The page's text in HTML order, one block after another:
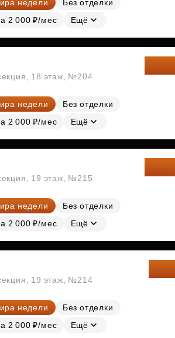
недели
Без отделки
2 000 ₽/мес Ещё
18 этаж, №204
недели
Без отделки
2 000 ₽/мес Ещё
19 этаж, №215
недели
Без отделки
2 000 ₽/мес Ещё
19 этаж, №214
недели
Без отделки
2 000 ₽/мес Ещё
23